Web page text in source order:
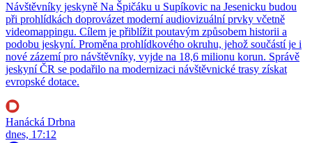
Návštěvníky jeskyně Na Špičáku u Supíkovic na Jesenicku budou
při prohlídkách doprovázet moderní audiovizuální prvky včetně
videomappingu. Cílem je přiblížit poutavým způsobem historii a
podobu jeskyní. Proměna prohlídkového okruhu, jehož součástí je i
nové zázemí pro návštěvníky, vyjde na 18,6 milionu korun. Správě
jeskyní ČR se podařilo na modernizaci návštěvnické trasy získat
evropské dotace.
Hanácká Drbna
dnes, 17:12